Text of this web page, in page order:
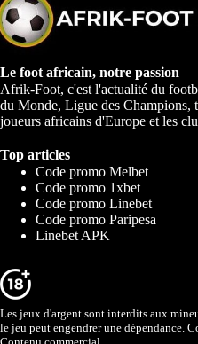
Le foot africain, notre passion
Afrik-Foot, c'est l'actualité du
du Monde, Ligue des Champions,
joueurs africains d'Europe et les
Top articles
Code promo Melbet
Code promo 1xbet
Code promo Linebet
Code promo Paripesa
Linebet APK
Les jeux d'argent sont interdits aux
le jeu peut engendrer une dépendance.